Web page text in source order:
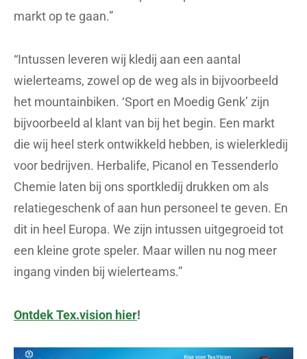
markt op te gaan.”
“Intussen leveren wij kledij aan een aantal
wielerteams, zowel op de weg als in bijvoorbeeld
het mountainbiken. ‘Sport en Moedig Genk’ zijn
bijvoorbeeld al klant van bij het begin. Een markt
die wij heel sterk ontwikkeld hebben, is wielerkledij
voor bedrijven. Herbalife, Picanol en Tessenderlo
Chemie laten bij ons sportkledij drukken om als
relatiegeschenk of aan hun personeel te geven. En
dit in heel Europa. We zijn intussen uitgegroeid tot
een kleine grote speler. Maar willen nu nog meer
ingang vinden bij wielerteams.”
Ontdek Tex.vision hier!